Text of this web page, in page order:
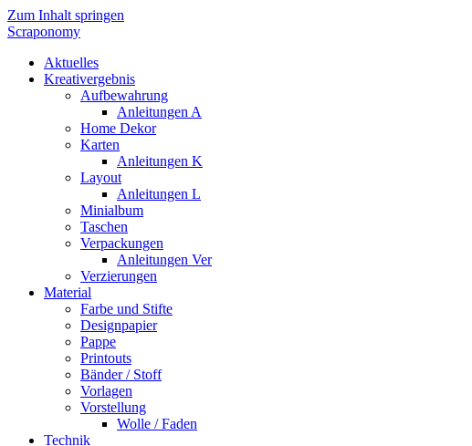
Zum Inhalt springen
Scraponomy
Aktuelles
Kreativergebnis
Aufbewahrung
Anleitungen A
Home Dekor
Karten
Anleitungen K
Layout
Anleitungen L
Minialbum
Taschen
Verpackungen
Anleitungen Ver
Verzierungen
Material
Farbe und Stifte
Designpapier
Pappe
Printouts
Bänder / Stoff
Vorlagen
Vorstellung
Wolle / Faden
Technik